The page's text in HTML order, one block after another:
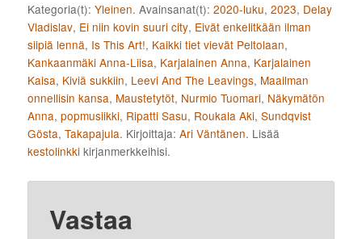
Kategoria(t):Yleinen. Avainsanat(t):2020-luku,2023, Delay
Vladislav, Ei niin kovin suuri city, Eivät enkelitkään ilman
siipiä lennä, Is This Art!, Kaikki tiet vievät Peltolaan,
Kankaanmäki Anna-Liisa, Karjalainen Anna, Karjalainen
Kaisa, Kiviä sukkiin, Leevi And The Leavings, Maailman
onnellisin kansa, Maustetytöt, Nurmio Tuomari, Näkymätön
Anna,popmusiikki, Ripatti Sasu, Roukala Aki,Sundqvist
Gösta,Takapajula. Kirjoittaja:Ari Väntänen. Lisää
kestolinkki kirjanmerkkeihisi.
Vastaa